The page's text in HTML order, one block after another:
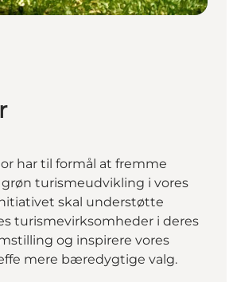
har til formål at fremme
turismeudvikling i vores
skal understøtte
turismevirksomheder i deres
og inspirere vores
mere bæredygtige valg.